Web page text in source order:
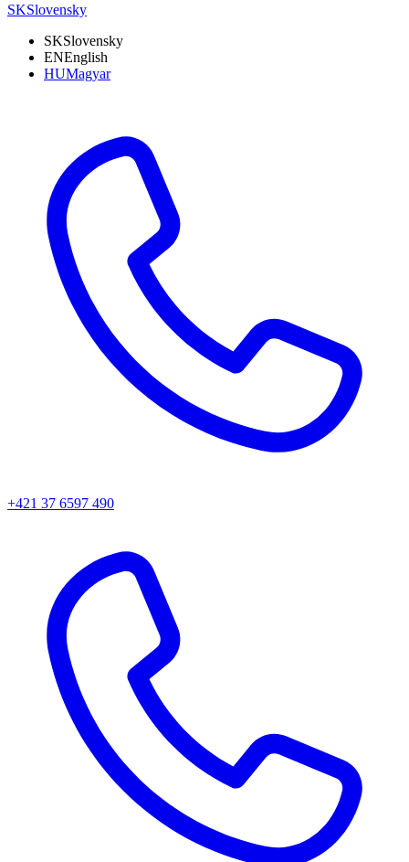
SKSlovensky
SKSlovensky
ENEnglish
HUMagyar
+421 37 6597 490